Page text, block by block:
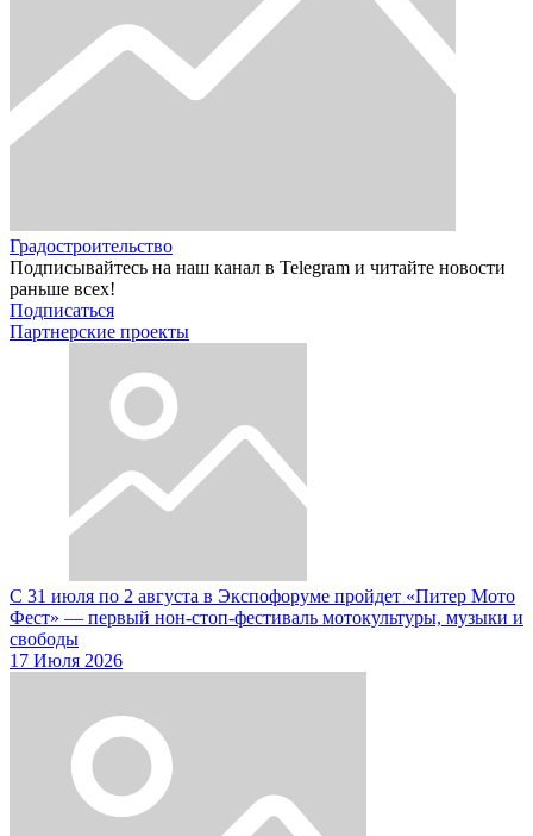
Градостроительство
Подписывайтесь на наш канал в Telegram и читайте новости
раньше всех!
Подписаться
Партнерские проекты
С 31 июля по 2 августа в Экспофоруме пройдет «Питер Мото
Фест» — первый нон-стоп-фестиваль мотокультуры, музыки и
свободы
17 Июля 2026